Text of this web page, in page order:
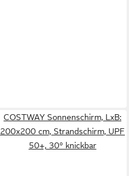
COSTWAY Sonnenschirm, LxB:
200x200 cm, Strandschirm, UPF
50+, 30° knickbar